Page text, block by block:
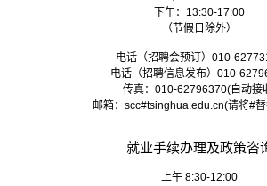
下午：13:30-17:00
（节假日除外）
电话（招聘会预订）010-
电话（招聘信息发布）010-
传真：010-62796370(自动接
邮箱： scc#tsinghua.edu.cn(请将#
就业手续办理及政策咨
上午 8:30-12:00